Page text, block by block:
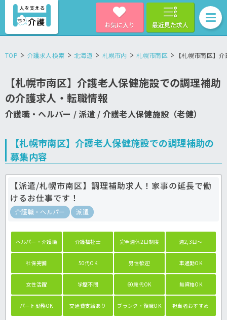
お気に入り 最近見た求人
TOP 介護求人検索 北海道 札幌市内 札幌市南区 【札幌市南区】
【札幌市南区】介護老人保健施設での調理補助
の介護求人・転職情報
介護職・ヘルパー / 派遣 / 介護老人保健施設（老健）
【札幌市南区】介護老人保健施設での調理補助の
募集内容
【派遣/札幌市南区】調理補助求人！家事の延長で働
けるお仕事です！
介護職・ヘルパー 派遣
ヘルパー・介護職 介護福祉士 完全週休2日制度 週2,3日～
社保完備 50代OK 男性歓迎 車通勤OK
女性活躍 学歴不問 60歳代OK 無資格OK
パート勤務OK 交通費支給あり ブランク・復職OK 担当者おすすめ